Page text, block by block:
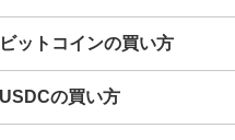
説セミナーを開催
ビットコインの買い方
USDCの買い方